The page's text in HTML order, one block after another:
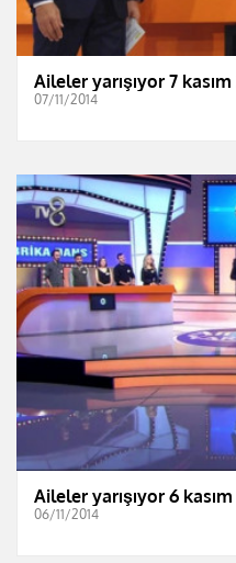
Aileler yarışıyor 7
07/11/2014
Aileler yarışıyor 6
06/11/2014